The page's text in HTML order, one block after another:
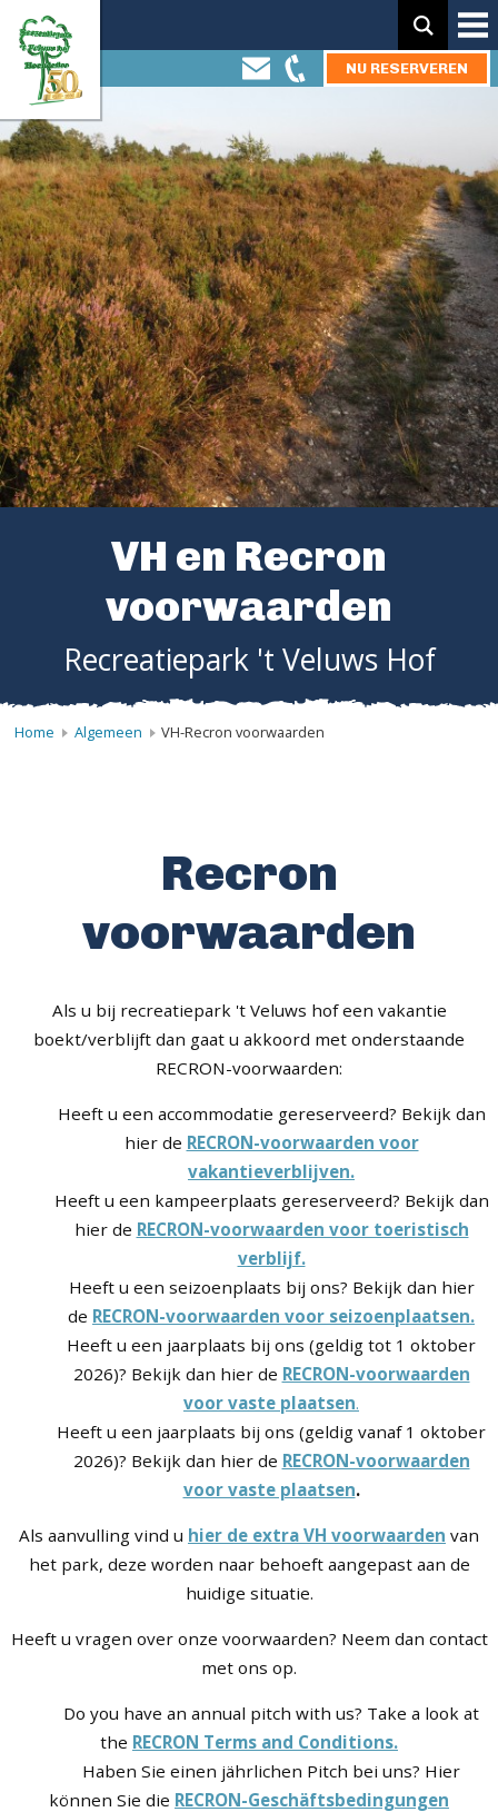
NU RESERVEREN
Zoeken:
VH en Recron
voorwaarden
Recreatiepark 't Veluws Hof
Home Algemeen VH-Recron voorwaarden
Recron
voorwaarden
Als u bij recreatiepark 't Veluws hof een vakantie
boekt/verblijft dan gaat u akkoord met onderstaande
RECRON-voorwaarden:
Heeft u een accommodatie gereserveerd? Bekijk dan
hier de RECRON-voorwaarden voor
vakantieverblijven.
Heeft u een kampeerplaats gereserveerd? Bekijk dan
hier de RECRON-voorwaarden voor toeristisch
verblijf.
Heeft u een seizoenplaats bij ons? Bekijk dan hier
de RECRON-voorwaarden voor seizoenplaatsen.
Heeft u een jaarplaats bij ons (geldig tot 1 oktober
2026)? Bekijk dan hier de RECRON-voorwaarden
voor vaste plaatsen.
Heeft u een jaarplaats bij ons (geldig vanaf 1 oktober
2026)? Bekijk dan hier de RECRON-voorwaarden
voor vaste plaatsen.
Als aanvulling vind u hier de extra VH voorwaarden van
het park, deze worden naar behoeft aangepast aan de
huidige situatie.
Heeft u vragen over onze voorwaarden? Neem dan contact
met ons op.
Do you have an annual pitch with us? Take a look at
the RECRON Terms and Conditions.
Haben Sie einen jährlichen Pitch bei uns? Hier
können Sie die RECRON-Geschäftsbedingungen